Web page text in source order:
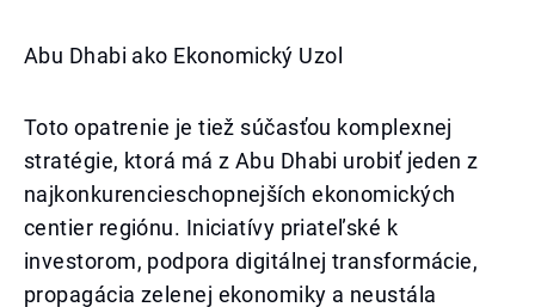
Abu Dhabi ako Ekonomický Uzol
Toto opatrenie je tiež súčasťou komplexnej
stratégie, ktorá má z Abu Dhabi urobiť jeden z
najkonkurencieschopnejších ekonomických
centier regiónu. Iniciatívy priateľské k
investorom, podpora digitálnej transformácie,
propagácia zelenej ekonomiky a neustála